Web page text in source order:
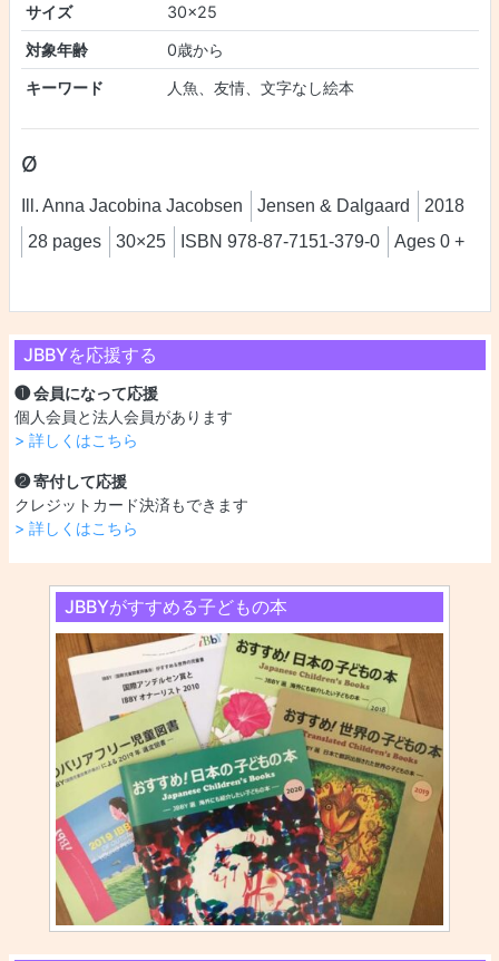
JBBYを応援する
❶ 会員になって応援
個人会員と法人会員があります
> 詳しくはこちら
❷ 寄付して応援
クレジットカード決済もできます
> 詳しくはこちら
JBBYがすすめる子どもの本
サイズ
30×25
対象年齢
0歳から
キーワード
人魚、友情、文字なし絵本
Ø
Ill. Anna Jacobina Jacobsen Jensen & Dalgaard
2018
28 pages
30×25 ISBN 978-87-7151-379-0 Ages 0 +